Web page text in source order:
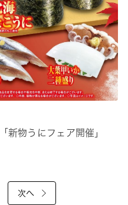
新物うにフェア開催」
次へ